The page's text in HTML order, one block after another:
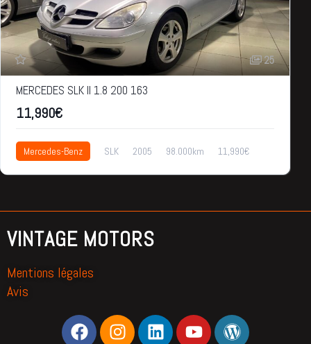
25
MERCEDES SLK II 1.8 200 163
11,990€
Mercedes-Benz SLK 2005 98.000km 11,990€
VINTAGE MOTORS
Mentions légales
Avis